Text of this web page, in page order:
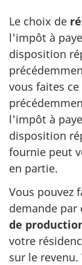
Le choix de
l'impôt à
disposition
vous faites
l'impôt à
disposition
fournie peut
en partie.
Vous pouvez
demande par
de
votre
sur le